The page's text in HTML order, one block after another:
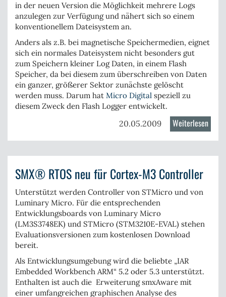
in der neuen Version die Möglichkeit mehrere Logs
anzulegen zur Verfügung und nähert sich so einem
konventionellem Dateisystem an.
Anders als z.B. bei magnetische Speichermedien, eignet
sich ein normales Dateisystem nicht besonders gut
zum Speichern kleiner Log Daten, in einem Flash
Speicher, da bei diesem zum überschreiben von Daten
ein ganzer, größerer Sektor zunächste gelöscht
werden muss. Darum hat Micro Digital speziell zu
diesem Zweck den Flash Logger entwickelt.
20.05.2009 Weiterlesen
Micro
stellt
SMX® RTOS neu für Cortex-M3 Controller
Unterstützt werden Controller von STMicro und von
Luminary Micro. Für die entsprechenden
Entwicklungsboards von Luminary Micro
(LM3S3748EK) und STMicro (STM3210E-EVAL) stehen
Evaluationsversionen zum kostenlosen Download
bereit.
Als Entwicklungsumgebung wird die beliebte „IAR
Embedded Workbench ARM“ 5.2 oder 5.3 unterstützt.
Enthalten ist auch die Erweiterung smxAware mit
einer umfangreichen graphischen Analyse des